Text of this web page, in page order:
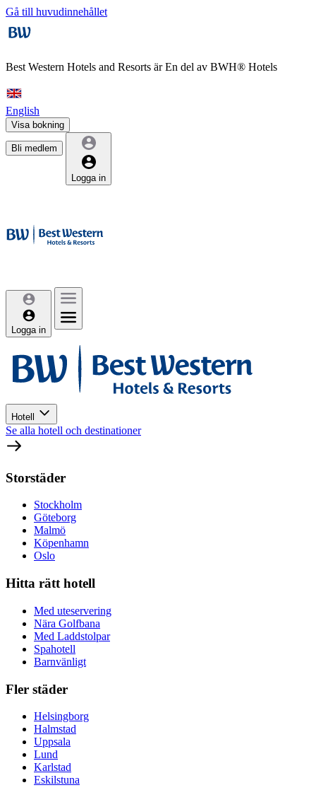
Gå till huvudinnehållet
Best Western Hotels and Resorts ärEn del av BWH® Hotels
English
Visa bokning
Bli medlem
Logga in
Logga in
Hotell
Se alla hotell och destinationer
Storstäder
Stockholm
Göteborg
Malmö
Köpenhamn
Oslo
Hitta rätt hotell
Med uteservering
Nära Golfbana
Med Laddstolpar
Spahotell
Barnvänligt
Fler städer
Helsingborg
Halmstad
Uppsala
Lund
Karlstad
Eskilstuna